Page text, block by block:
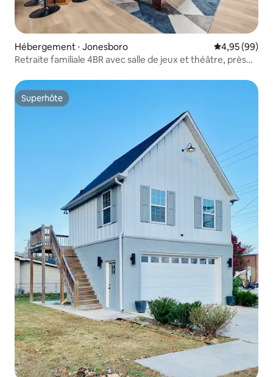
Hébergement ⋅ Jonesboro Évaluation
4,95 (99)
Retraite familiale 4BR avec salle de jeux et théâtre, près
Superhôte
Superhôte